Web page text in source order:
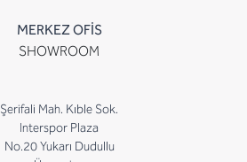
MERKEZ OFİS
SHOWROOM
Şerifali Mah. Kıble Sok.
Interspor Plaza
No.20 Yukarı Dudullu